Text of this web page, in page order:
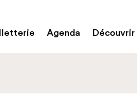
Agenda Découvrir